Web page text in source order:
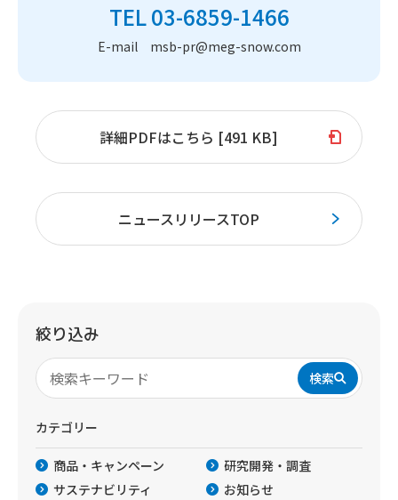
TEL 03-6859-1466
E-mail msb-pr@meg-snow.com
詳細PDFはこちら [491 KB]
ニュースリリースTOP
絞り込み
検索
カテゴリー
商品・キャンペーン
研究開発・調査
サステナビリティ
お知らせ